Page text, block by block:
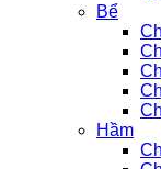
Bể
Hầm